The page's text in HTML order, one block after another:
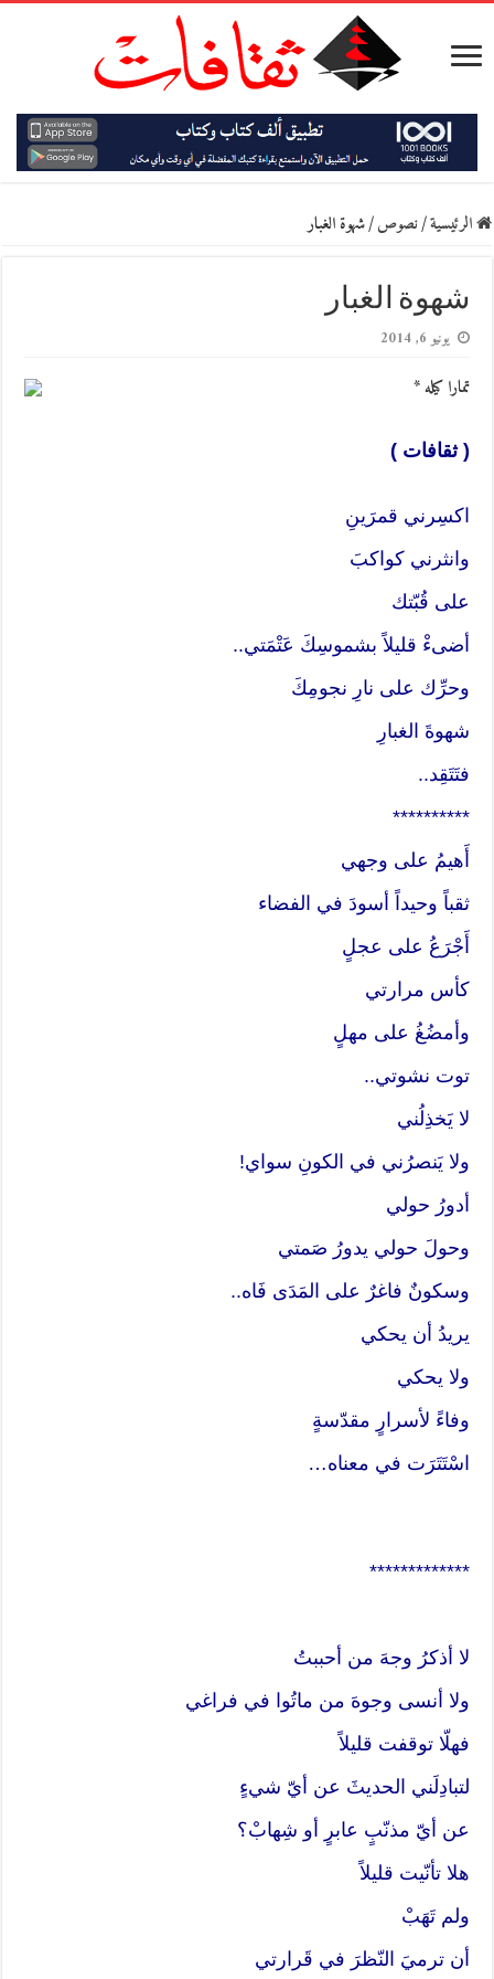
الرئيسية/نصوص/شهوة الغبار
شهوة الغبار
يونيو 6, 2014
تمارا كيله *
( ثقافات )
اكسِرني قمرَينِ
وانثرني كواكبَ
على قُبّتك
أضىءْ قليلاً بشموسِكَ عَتْمَتي..
وحرِّك على نارِ نجومِكَ
شهوةَ الغبارِ
فتَتَقِد..
**********
أَهيمُ على وجهي
ثقباً وحيداً أسودَ في الفضاء
أَجْرَعُ على عجلٍ
كأس مرارتي
وأمضُغُ على مهلٍ
توت نشوتي..
لا يَخذِلُني
ولا يَنصرُني في الكونِ سواي!
أدورُ حولي
وحولَ حولي يدورُ صَمتي
وسكونٌ فاغرٌ على المَدَى فَاه..
يريدُ أن يحكي
ولا يحكي
وفاءً لأسرارٍ مقدّسةٍ
اسْتَتَرَت في معناه…
*************
لا أذكرُ وجهَ من أحببتُ
ولا أنسى وجوهَ من ماتُوا في فراغي
فهلّا توقفت قليلاً
لتبادِلَني الحديثَ عن أيّ شيءٍ
عن أيّ مذنّبٍ عابرٍ أو شِهابْ؟
هلا تأنّيت قليلاً
ولم تَهَبْ
أن ترميَ النّظرَ في قَرارتي